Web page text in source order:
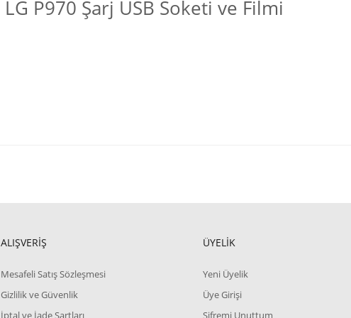
LG P970 Şarj USB Soketi ve Filmi
ALIŞVERİŞ
Mesafeli Satış Sözleşmesi
Gizlilik ve Güvenlik
İptal ve İade Şartları
ÜYELİK
Yeni Üyelik
Üye Girişi
Şifremi Unuttum